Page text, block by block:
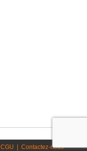
CGU Contactez-nous